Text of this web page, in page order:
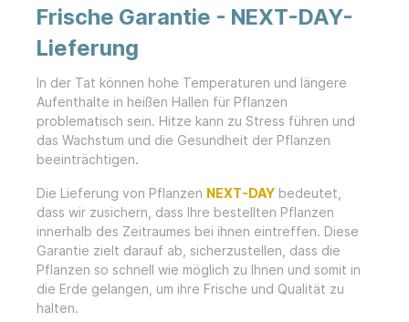
Frische Garantie - NEXT-DAY-
Lieferung
In der Tat können hohe Temperaturen und längere
Aufenthalte in heißen Hallen für Pflanzen
problematisch sein. Hitze kann zu Stress führen und
das Wachstum und die Gesundheit der Pflanzen
beeinträchtigen.
Die Lieferung von Pflanzen NEXT-DAY bedeutet,
dass wir zusichern, dass Ihre bestellten Pflanzen
innerhalb des Zeitraumes bei ihnen eintreffen. Diese
Garantie zielt darauf ab, sicherzustellen, dass die
Pflanzen so schnell wie möglich zu Ihnen und somit in
die Erde gelangen, um ihre Frische und Qualität zu
halten.